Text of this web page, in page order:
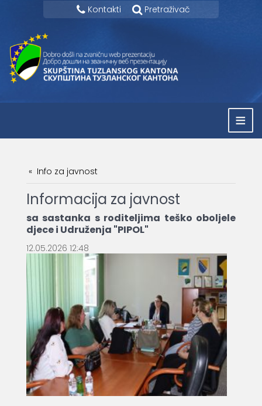
Kontakti Pretraživač
≡
Info za javnost
Informacija za javnost
sa sastanka s roditeljima teško oboljele
djece i Udruženja "PIPOL"
12.05.2026 12:48